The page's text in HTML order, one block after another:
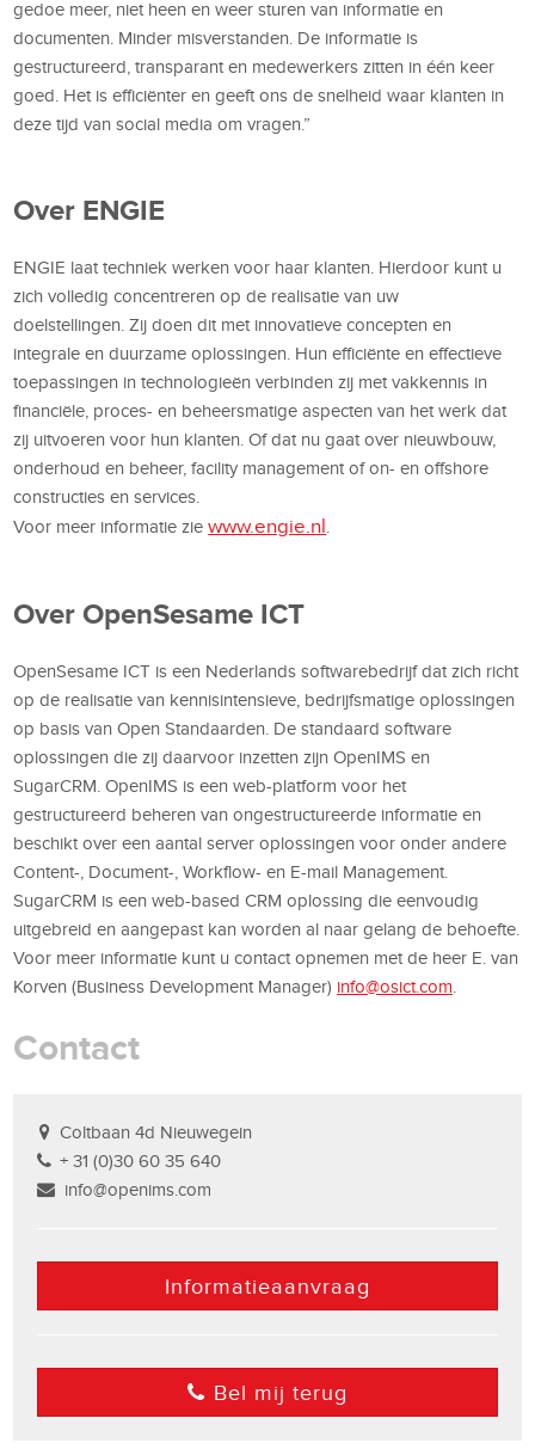
gedoe meer, niet heen en weer sturen van informatie en
documenten. Minder misverstanden. De informatie is
gestructureerd, transparant en medewerkers zitten in één keer
goed. Het is efficiënter en geeft ons de snelheid waar klanten in
deze tijd van social media om vragen.”
Over ENGIE
ENGIE laat techniek werken voor haar klanten. Hierdoor kunt u
zich volledig concentreren op de realisatie van uw
doelstellingen. Zij doen dit met innovatieve concepten en
integrale en duurzame oplossingen. Hun efficiënte en effectieve
toepassingen in technologieën verbinden zij met vakkennis in
financiële, proces- en beheersmatige aspecten van het werk dat
zij uitvoeren voor hun klanten. Of dat nu gaat over nieuwbouw,
onderhoud en beheer, facility management of on- en offshore
constructies en services.
Voor meer informatie ziewww.engie.nl
Over OpenSesame ICT
OpenSesame ICT is een Nederlands softwarebedrijf dat zich richt
op de realisatie van kennisintensieve, bedrijfsmatige oplossingen
op basis van Open Standaarden. De standaard software
oplossingen die zij daarvoor inzetten zijn OpenIMS en
SugarCRM. OpenIMS is een web-platform voor het
gestructureerd beheren van ongestructureerde informatie en
beschikt over een aantal server oplossingen voor onder andere
Content-, Document-, Workflow- en E-mail Management.
SugarCRM is een web-based CRM oplossing die eenvoudig
uitgebreid en aangepast kan worden al naar gelang de behoefte.
Voor meer informatie kunt u contact opnemen met de heer E. van
Korven (Business Development Manager) info@osict.com
Contact
Coltbaan 4d Nieuwegein
+ 31 (0)30 60 35 640
info@openims.com
Informatieaanvraag
Bel mij terug